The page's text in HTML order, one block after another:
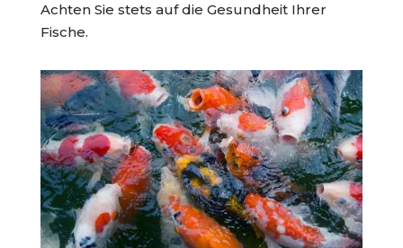
Achten Sie stets auf die Gesundheit Ihrer
Fische.